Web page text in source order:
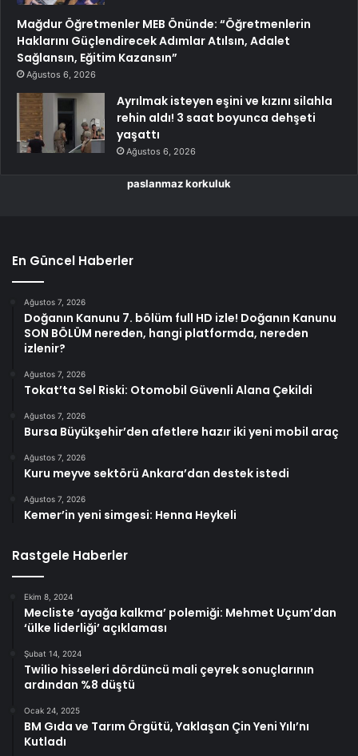
Mağdur Öğretmenler MEB Önünde: “Öğretmenlerin
Haklarını Güçlendirecek Adımlar Atılsın, Adalet
Sağlansın, Eğitim Kazansın”
Ağustos 6, 2026
Ayrılmak isteyen eşini ve kızını silahla
rehin aldı! 3 saat boyunca dehşeti
yaşattı
Ağustos 6, 2026
paslanmaz korkuluk
En Güncel Haberler
Ağustos 7, 2026
Doğanın Kanunu 7. bölüm full HD izle! Doğanın Kanunu
SON BÖLÜM nereden, hangi platformda, nereden
izlenir?
Ağustos 7, 2026
Tokat’ta Sel Riski: Otomobil Güvenli Alana Çekildi
Ağustos 7, 2026
Bursa Büyükşehir’den afetlere hazır iki yeni mobil araç
Ağustos 7, 2026
Kuru meyve sektörü Ankara’dan destek istedi
Ağustos 7, 2026
Kemer’in yeni simgesi: Henna Heykeli
Rastgele Haberler
Ekim 8, 2024
Mecliste ‘ayağa kalkma’ polemiği: Mehmet Uçum’dan
‘ülke liderliği’ açıklaması
Şubat 14, 2024
Twilio hisseleri dördüncü mali çeyrek sonuçlarının
ardından %8 düştü
Ocak 24, 2025
BM Gıda ve Tarım Örgütü, Yaklaşan Çin Yeni Yılı’nı
Kutladı